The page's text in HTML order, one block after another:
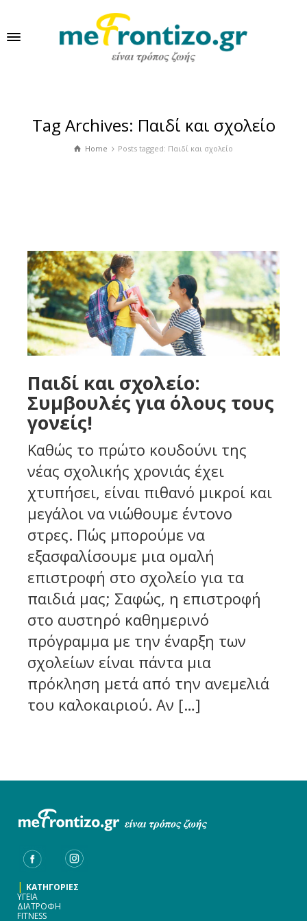
Tag Archives: Παιδί και σχολείο
Home Posts tagged: Παιδί και σχολείο
Παιδί και σχολείο:
Συμβουλές για όλους τους
γονείς!
Καθώς το πρώτο κουδούνι της
νέας σχολικής χρονιάς έχει
χτυπήσει, είναι πιθανό μικροί και
μεγάλοι να νιώθουμε έντονο
στρες. Πώς μπορούμε να
εξασφαλίσουμε μια ομαλή
επιστροφή στο σχολείο για τα
παιδιά μας; Σαφώς, η επιστροφή
στο αυστηρό καθημερινό
πρόγραμμα με την έναρξη των
σχολείων είναι πάντα μια
πρόκληση μετά από την ανεμελιά
του καλοκαιριού. Αν […]
| ΚΑΤΗΓΟΡΙΕΣ
ΥΓΕΙΑ
ΔΙΑΤΡΟΦΗ
FITNESS